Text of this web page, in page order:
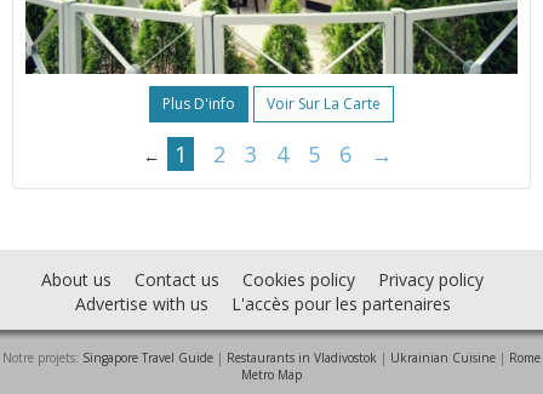
Plus D'info Voir Sur La Carte
← 1 2 3 4 5 6 →
About us Contact us Cookies policy
Privacy policy
Advertise with us
L'accès pour les partenaires
Notre projets: Singapore Travel Guide | Restaurants in Vladivostok | Ukrainian Cuisine | Rome
Metro Map